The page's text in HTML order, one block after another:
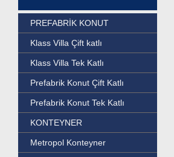
PREFABRİK KONUT
Klass Villa Çift katlı
Klass Villa Tek Katlı
Prefabrik Konut Çift Katlı
Prefabrik Konut Tek Katlı
KONTEYNER
Metropol Konteyner